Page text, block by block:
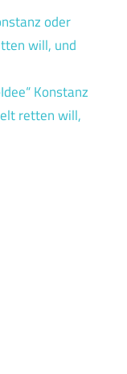
oder
will, und
Konstanz
retten will,